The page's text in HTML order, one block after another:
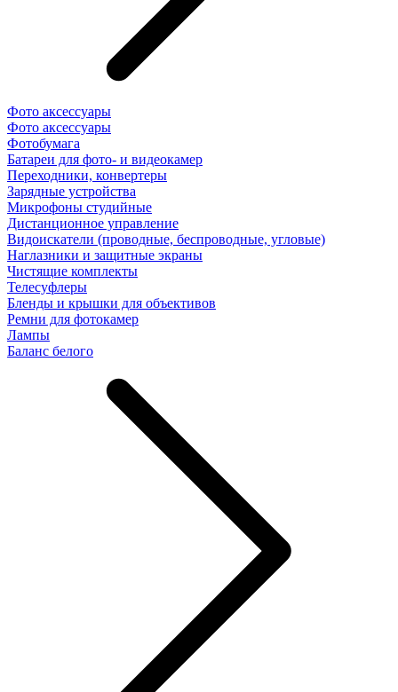
Фото аксессуары
Фото аксессуары
Фотобумага
Батареи для фото- и видеокамер
Переходники, конвертеры
Зарядные устройства
Микрофоны студийные
Дистанционное управление
Видоискатели (проводные, беспроводные, угловые)
Наглазники и защитные экраны
Чистящие комплекты
Телесуфлеры
Бленды и крышки для объективов
Ремни для фотокамер
Лампы
Баланс белого